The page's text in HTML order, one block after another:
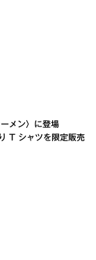
メン〉に登場
T シャツを限定販売